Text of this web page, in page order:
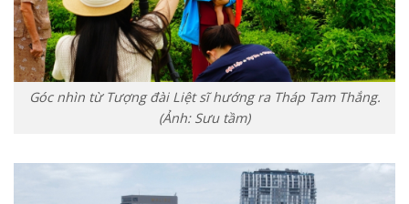
Góc nhìn từ Tượng đài Liệt sĩ hướng ra Tháp Tam Thắng.
(Ảnh: Sưu tầm)